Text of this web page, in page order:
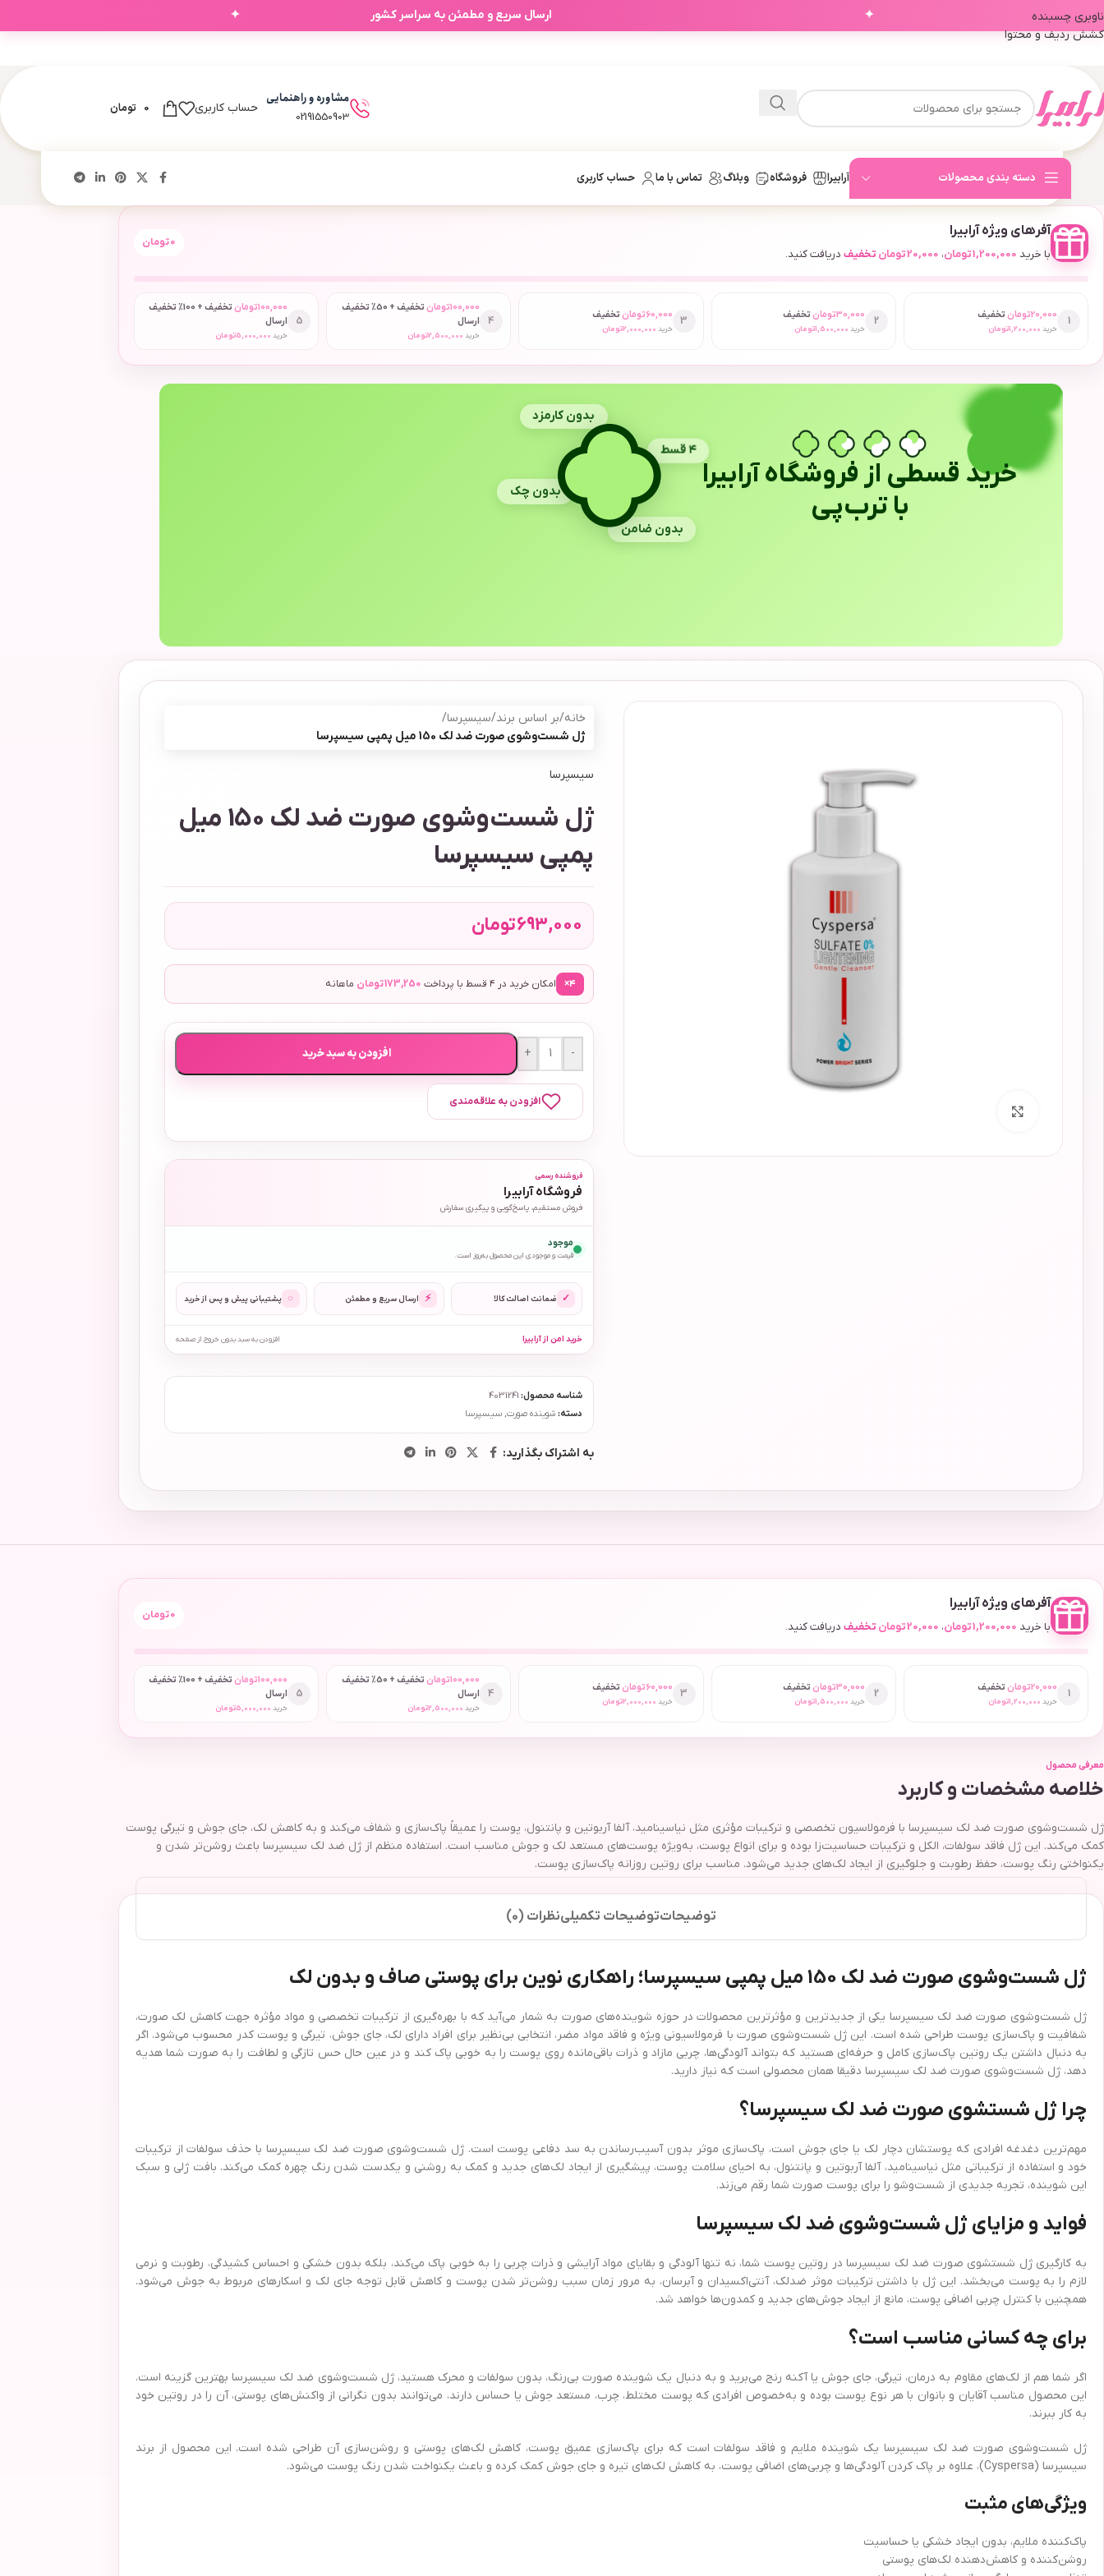
✦ آفرهای شخصی آرابیرا بر اساس انتخاب‌های شما ✦
ناوبری چسبنده
کشش ردیف و محتوا
مشاوره و راهنمایی
02191550903
حساب کاربری 0 تومان
دسته بندی محصولات آرابیرا فروشگاه وبلاگ تماس با ما حساب کاربری
آفرهای ویژه آرابیرا
با خرید 1,200,000تومان، 20,000تومان تخفیف دریافت کنید.
0تومان
1
20,000تومان تخفیف
خرید 1,200,000تومان
2
30,000تومان تخفیف
خرید 1,500,000تومان
3
60,000تومان تخفیف
خرید 2,000,000تومان
4
100,000تومان
تخفیف + 50٪ تخفیف
ارسال
خرید 2,500,000تومان
5
100,000تومان
تخفیف + 100٪ تخفیف
ارسال
خرید 5,000,000تومان
خرید قسطی از فروشگاه آرابیرا
با ترب‌پی
بدون کارمزد
۴ قسط
بدون چک
بدون ضامن
خانه/بر اساس برند/سیسپرسا/
ژل شست‌وشوی صورت ضد لک 150 میل پمپی سیسپرسا
سیسپرسا
ژل شست‌وشوی صورت ضد لک 150 میل
پمپی سیسپرسا
693,000تومان
۴× امکان خرید در ۴ قسط با پرداخت 173,250تومان ماهانه
-
+ افزودن به سبد خرید
افزودن به علاقه‌مندی
فروشنده رسمی
فروشگاه آرابیرا
فروش مستقیم، پاسخ‌گویی و پیگیری سفارش
موجود
قیمت و موجودی این محصول به‌روز است.
✓ ضمانت اصالت کالا ⚡ ارسال سریع و مطمئن ◌ پشتیبانی پیش و پس از خرید
خرید امن از آرابیرا افزودن به سبد بدون خروج از صفحه
شناسه محصول: 4031241
دسته: شوینده صورت, سیسپرسا
به اشتراک بگذارید:
آفرهای ویژه آرابیرا
با خرید 1,200,000تومان، 20,000تومان تخفیف دریافت کنید.
0تومان
1
20,000تومان تخفیف
خرید 1,200,000تومان
2
30,000تومان تخفیف
خرید 1,500,000تومان
3
60,000تومان تخفیف
خرید 2,000,000تومان
4
100,000تومان
تخفیف + 50٪ تخفیف
ارسال
خرید 2,500,000تومان
5
100,000تومان
تخفیف + 100٪ تخفیف
ارسال
خرید 5,000,000تومان
معرفی محصول
خلاصه مشخصات و کاربرد
ژل شست‌وشوی صورت ضد لک سیسپرسا با فرمولاسیون تخصصی و ترکیبات مؤثری مثل نیاسینامید، آلفا آربوتین و پانتنول، پوست را عمیقاً پاک‌سازی و شفاف می‌کند و به کاهش لک، جای جوش و تیرگی پوست
کمک می‌کند. این ژل فاقد سولفات، الکل و ترکیبات حساسیت‌زا بوده و برای انواع پوست، به‌ویژه پوست‌های مستعد لک و جوش مناسب است. استفاده منظم از ژل ضد لک سیسپرسا باعث روشن‌تر شدن و
یکنواختی رنگ پوست، حفظ رطوبت و جلوگیری از ایجاد لک‌های جدید می‌شود. مناسب برای روتین روزانه پاک‌سازی پوست.
توضیحاتتوضیحات تکمیلینظرات (0)
ژل شست‌وشوی صورت ضد لک 150 میل پمپی سیسپرسا؛ راهکاری نوین برای پوستی صاف و بدون لک
ژل شست‌وشوی صورت ضد لک سیسپرسا یکی از جدیدترین و مؤثرترین محصولات در حوزه شوینده‌های صورت به شمار می‌آید که با بهره‌گیری از ترکیبات تخصصی و مواد مؤثره جهت کاهش لک صورت،
شفافیت و پاک‌سازی پوست طراحی شده است. این ژل شست‌وشوی صورت با فرمولاسیونی ویژه و فاقد مواد مضر، انتخابی بی‌نظیر برای افراد دارای لک، جای جوش، تیرگی و پوست کدر محسوب می‌شود. اگر
به دنبال داشتن یک روتین پاک‌سازی کامل و حرفه‌ای هستید که بتواند آلودگی‌ها، چربی مازاد و ذرات باقی‌مانده روی پوست را به خوبی پاک کند و در عین حال حس تازگی و لطافت را به صورت شما هدیه
دهد، ژل شست‌وشوی صورت ضد لک سیسپرسا دقیقا همان محصولی است که نیاز دارید.
چرا ژل شستشوی صورت ضد لک سیسپرسا؟
مهم‌ترین دغدغه افرادی که پوستشان دچار لک یا جای جوش است، پاک‌سازی موثر بدون آسیب‌رساندن به سد دفاعی پوست است. ژل شست‌وشوی صورت ضد لک سیسپرسا با حذف سولفات از ترکیبات
خود و استفاده از ترکیباتی مثل نیاسینامید، آلفا آربوتین و پانتنول، به احیای سلامت پوست، پیشگیری از ایجاد لک‌های جدید و کمک به روشنی و یکدست شدن رنگ چهره کمک می‌کند. بافت ژلی و سبک
این شوینده، تجربه جدیدی از شست‌وشو را برای پوست صورت شما رقم می‌زند.
فواید و مزایای ژل شست‌وشوی ضد لک سیسپرسا
به کارگیری ژل شستشوی صورت ضد لک سیسپرسا در روتین پوست شما، نه تنها آلودگی و بقایای مواد آرایشی و ذرات چربی را به خوبی پاک می‌کند، بلکه بدون خشکی و احساس کشیدگی، رطوبت و نرمی
لازم را به پوست می‌بخشد. این ژل با داشتن ترکیبات موثر ضدلک، آنتی‌اکسیدان و آبرسان، به مرور زمان سبب روشن‌تر شدن پوست و کاهش قابل توجه جای لک و اسکارهای مربوط به جوش می‌شود.
همچنین با کنترل چربی اضافی پوست، مانع از ایجاد جوش‌های جدید و کمدون‌ها خواهد شد.
برای چه کسانی مناسب است؟
اگر شما هم از لک‌های مقاوم به درمان، تیرگی، جای جوش یا آکنه رنج می‌برید و به دنبال یک شوینده صورت بی‌رنگ، بدون سولفات و محرک هستید، ژل شست‌وشوی ضد لک سیسپرسا بهترین گزینه است.
این محصول مناسب آقایان و بانوان با هر نوع پوست بوده و به‌خصوص افرادی که پوست مختلط، چرب، مستعد جوش یا حساس دارند، می‌توانند بدون نگرانی از واکنش‌های پوستی، آن را در روتین خود
به کار ببرند.
ژل شست‌وشوی صورت ضد لک سیسپرسا یک شوینده ملایم و فاقد سولفات است که برای پاک‌سازی عمیق پوست، کاهش لک‌های پوستی و روشن‌سازی آن طراحی شده است. این محصول از برند
سیسپرسا (Cyspersa)، علاوه بر پاک کردن آلودگی‌ها و چربی‌های اضافی پوست، به کاهش لک‌های تیره و جای جوش کمک کرده و باعث یکنواخت شدن رنگ پوست می‌شود.
ویژگی‌های مثبت
پاک‌کننده ملایم، بدون ایجاد خشکی یا حساسیت
روشن‌کننده و کاهش‌دهنده لک‌های پوستی